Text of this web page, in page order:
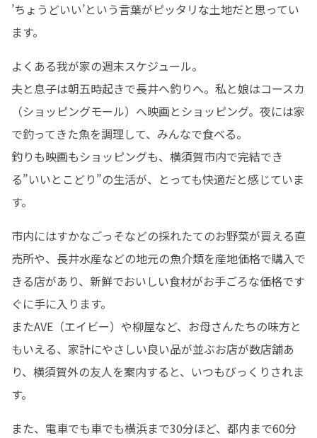
’ちょうどいい’という言葉がピッタリな土地だと思ってい
ます。
よくある我が家の週末スケジュール。
夫と息子は朝五時起きで長井へ釣りへ。私と娘はコースカ
（ショッピングモール）へ映画とショッピング。夜には家
で釣ってきた魚を調理して、みんなで食べる。
釣りも映画もショッピングも、横須賀市内で完結でき
る”いいとこどり”の生活が、とっても快適だと感じていま
す。
市内にはすかなごっそなどの採れたてのお野菜が買える直
売所や、長井水産などの地元の魚介類を産地価格で購入で
きる店があり、新鮮でおいしい食材がお手ごろな価格です
ぐに手に入ります。
またAVE（エイビー）や柳屋など、お母さんたちの味方と
もいえる、家計にやさしい良い品が並ぶお店が数店舗あ
り、横須賀外の友人を案内すると、いつもびっくりされま
す。
また、電車でも車でも横浜まで30分ほど、都内まで60分